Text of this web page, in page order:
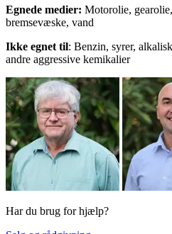
Egnede medier: Motorolie,
bremsevæske, vand
Ikke egnet til: Benzin, syrer,
andre aggressive kemikalier
Har du brug for hjælp?